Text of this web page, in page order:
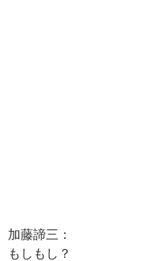
加藤諦三：
もしもし？